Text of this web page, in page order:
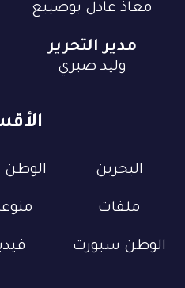
البحرين الوطن
ملفات
الوطن سبورت
معاذ عادل بوصيبع
مدير التحرير
وليد صبري